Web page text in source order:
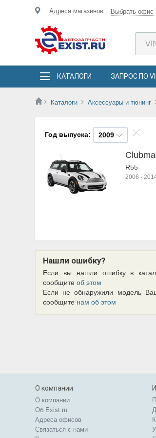
Адреса магазинов Выбрать офис
КАТАЛОГИ ЗАПРОС ПО
Каталоги Аксессуары и тюнинг
Год выпуска: 2009
R55
2006 -
Нашли ошибку?
Если вы нашли ошибку в
сообщите об этом
Если не обнаружили модель
сообщите нам об этом
О компании
О компании
Об Exist.ru
Адреса офисов
Связаться с нами